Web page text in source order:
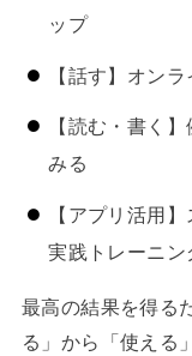
ップ
【話す】オン
【読む・書く
みる
【アプリ活用
実践トレーニン
最高の結果を得る
る」から「使える